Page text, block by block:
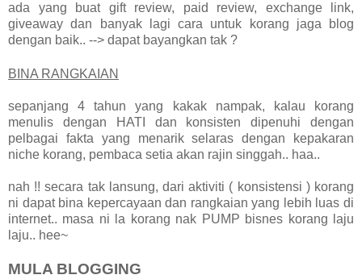
ada yang buat gift review, paid review, exchange link,
giveaway dan banyak lagi cara untuk korang jaga blog
dengan baik.. --> dapat bayangkan tak ?
BINA RANGKAIAN
sepanjang 4 tahun yang kakak nampak, kalau korang
menulis dengan HATI dan konsisten dipenuhi dengan
pelbagai fakta yang menarik selaras dengan kepakaran
niche korang, pembaca setia akan rajin singgah.. haa..
nah !! secara tak lansung, dari aktiviti ( konsistensi ) korang
ni dapat bina kepercayaan dan rangkaian yang lebih luas di
internet.. masa ni la korang nak PUMP bisnes korang laju
laju.. hee~
MULA BLOGGING